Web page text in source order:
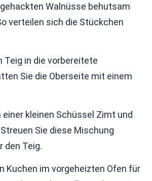
Walnüsse behutsam
verteilen sich die Stückchen
Teig in die vorbereitete
Sie die Oberseite mit einem
einer kleinen Schüssel Zimt und
Sie diese Mischung
den Teig.
Kuchen im vorgeheizten Ofen für